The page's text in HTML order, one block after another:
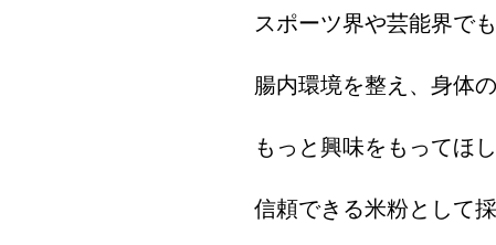
スポーツ界や芸能界で
腸内環境を整え、身体
もっと興味をもってほ
信頼できる米粉として